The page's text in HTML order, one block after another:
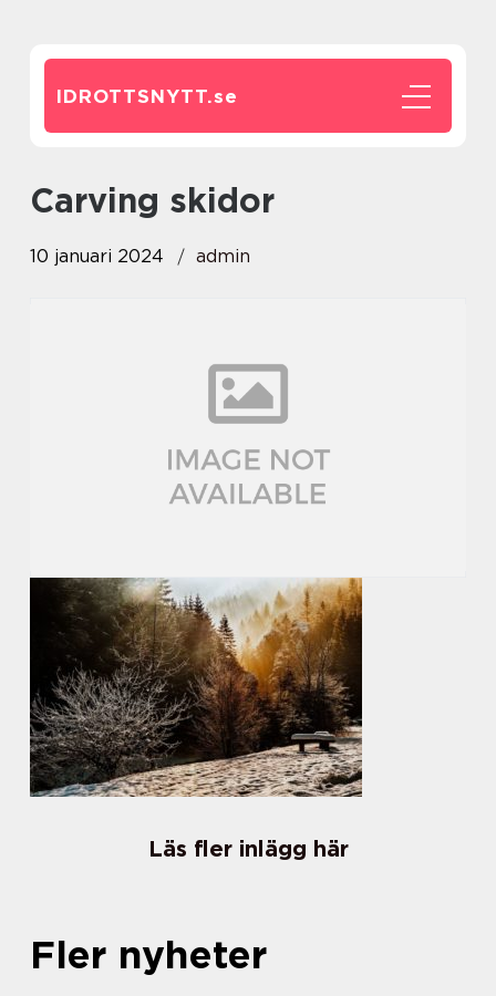
IDROTTSNYTT.se
carving skidor
10 januari 2024 admin
Läs fler inlägg här
Fler nyheter